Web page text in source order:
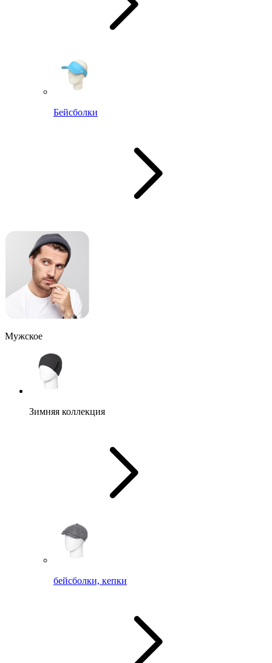
Бейсболки
Мужское
Зимняя коллекция
бейсболки, кепки